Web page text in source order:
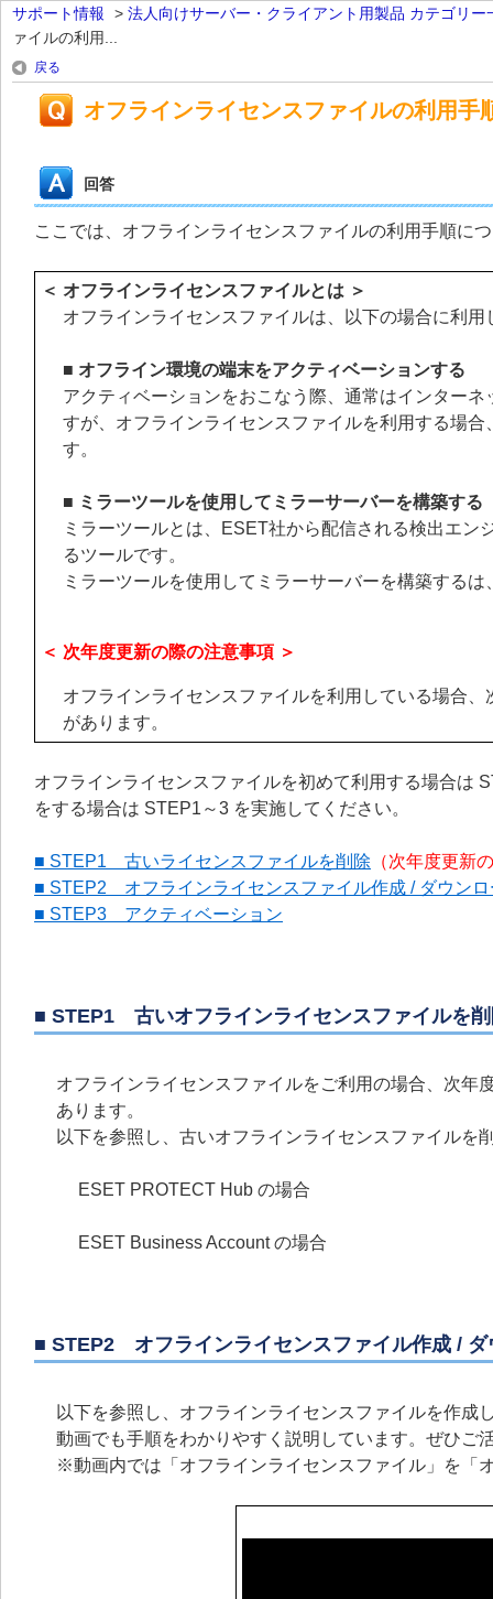
サポート情報 > 法人向けサーバー・クライアント用製品 カテゴリー
ァイルの利用...
戻る
オフラインライセンスファイルの利用手
回答
ここでは、オフラインライセンスファイルの利用手順に
＜ オフラインライセンスファイルとは ＞
オフラインライセンスファイルは、以下の場合に利用
■ オフライン環境の端末をアクティベーションする
アクティベーションをおこなう際、通常はインター
すが、オフラインライセンスファイルを利用する場
す。
■ ミラーツールを使用してミラーサーバーを構築する
ミラーツールとは、ESET社から配信される検出エ
るツールです。
ミラーツールを使用してミラーサーバーを構築する
＜ 次年度更新の際の注意事項 ＞
オフラインライセンスファイルを利用している場合
があります。
オフラインライセンスファイルを初めて利用する場合は
をする場合は STEP1～3 を実施してください。
■ STEP1 古いライセンスファイルを削除 （次年度更新
■ STEP2 オフラインライセンスファイル作成 / ダウンロ
■ STEP3 アクティベーション
■ STEP1 古いオフラインライセンスファイルを
オフラインライセンスファイルをご利用の場合、次年
あります。
以下を参照し、古いオフラインライセンスファイルを
ESET PROTECT Hub の場合
ESET Business Account の場合
■ STEP2 オフラインライセンスファイル作成 / ダ
以下を参照し、オフラインライセンスファイルを作成
動画でも手順をわかりやすく説明しています。ぜひご
※動画内では「オフラインライセンスファイル」を「